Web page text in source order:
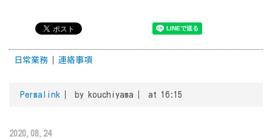
日常業務 連絡事項
Permalink by kouchiyama at 16:15
2020.08.24